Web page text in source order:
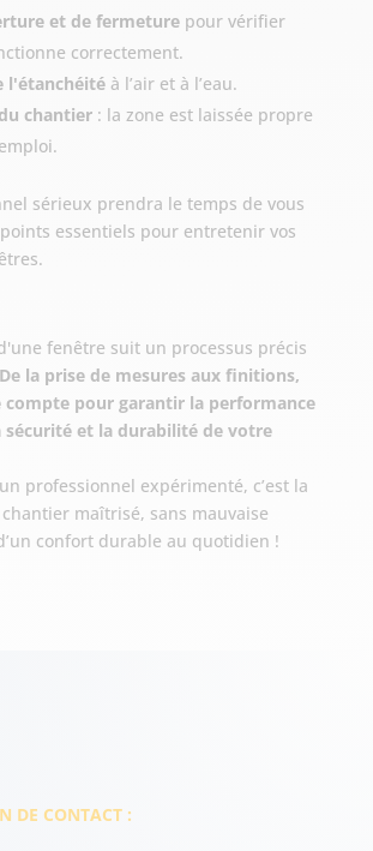
et de fermeturepour vérifier
correctement.
l'étanchéitéà l’air et à l’eau.
chantier: la zone est laissée propre
sérieux prendra le temps de vous
essentiels pour entretenir vos
fenêtre suit un processus précis
De la prise de mesures aux finitions,
compte pour garantir la performance
sécurité et la durabilité de votre
professionnel expérimenté, c’est la
maîtrisé, sans mauvaise
confort durable au quotidien !
DE CONTACT :